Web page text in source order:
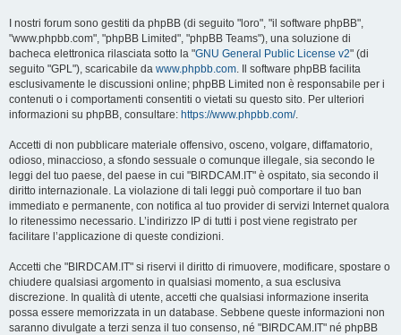
I nostri forum sono gestiti da phpBB (di seguito "loro", "il software phpBB",
"www.phpbb.com", "phpBB Limited", "phpBB Teams"), una soluzione di
bacheca elettronica rilasciata sotto la "GNU General Public License v2" (di
seguito "GPL"), scaricabile da www.phpbb.com. Il software phpBB facilita
esclusivamente le discussioni online; phpBB Limited non è responsabile per i
contenuti o i comportamenti consentiti o vietati su questo sito. Per ulteriori
informazioni su phpBB, consultare: https://www.phpbb.com/.
Accetti di non pubblicare materiale offensivo, osceno, volgare, diffamatorio,
odioso, minaccioso, a sfondo sessuale o comunque illegale, sia secondo le
leggi del tuo paese, del paese in cui "BIRDCAM.IT" è ospitato, sia secondo il
diritto internazionale. La violazione di tali leggi può comportare il tuo ban
immediato e permanente, con notifica al tuo provider di servizi Internet qualora
lo ritenessimo necessario. L’indirizzo IP di tutti i post viene registrato per
facilitare l’applicazione di queste condizioni.
Accetti che "BIRDCAM.IT" si riservi il diritto di rimuovere, modificare, spostare o
chiudere qualsiasi argomento in qualsiasi momento, a sua esclusiva
discrezione. In qualità di utente, accetti che qualsiasi informazione inserita
possa essere memorizzata in un database. Sebbene queste informazioni non
saranno divulgate a terzi senza il tuo consenso, né "BIRDCAM.IT" né phpBB